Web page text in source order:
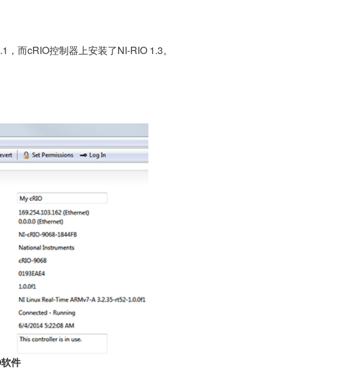
而cRIO控制器上安装了NI-RIO 1.3。
件